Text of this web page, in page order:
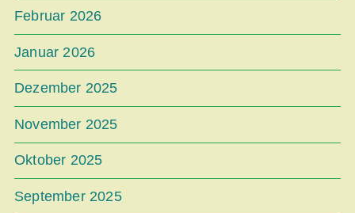
Februar 2026
Januar 2026
Dezember 2025
November 2025
Oktober 2025
September 2025